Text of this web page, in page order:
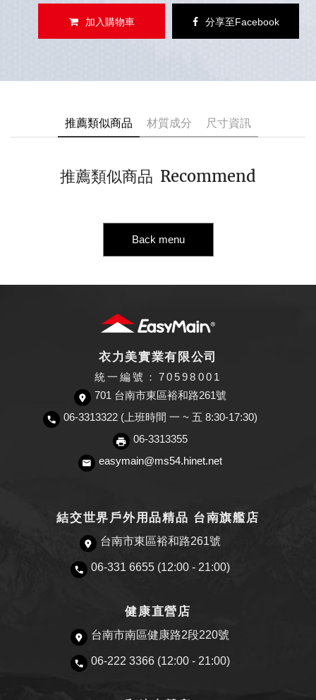
加入購物車 分享至Facebook
推薦類似商品 材質成分 尺寸資訊
推薦類似商品 Recommend
Back menu
衣力美實業有限公司
統一編號：70598001
701 台南市東區裕和路261號
06-3313322 (上班時間 一 ~ 五 8:30-17:30)
06-3313355
easymain@ms54.hinet.net
結交世界戶外用品精品 台南旗艦店
台南市東區裕和路261號
06-331 6655 (12:00 - 21:00)
健康直營店
台南市南區健康路2段220號
06-222 3366 (12:00 - 21:00)